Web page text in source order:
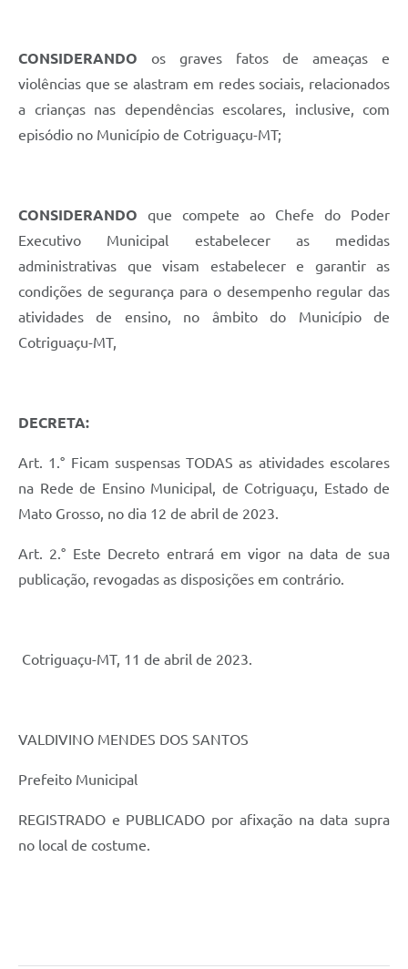
CONSIDERANDO os graves fatos de ameaças e
violências que se alastram em redes sociais, relacionados
a crianças nas dependências escolares, inclusive, com
episódio no Município de Cotriguaçu-MT;
CONSIDERANDO que compete ao Chefe do Poder
Executivo Municipal estabelecer as medidas
administrativas que visam estabelecer e garantir as
condições de segurança para o desempenho regular das
atividades de ensino, no âmbito do Município de
Cotriguaçu-MT,
DECRETA:
Art. 1.° Ficam suspensas TODAS as atividades escolares
na Rede de Ensino Municipal, de Cotriguaçu, Estado de
Mato Grosso, no dia 12 de abril de 2023.
Art. 2.° Este Decreto entrará em vigor na data de sua
publicação, revogadas as disposições em contrário.
Cotriguaçu-MT, 11 de abril de 2023.
VALDIVINO MENDES DOS SANTOS
Prefeito Municipal
REGISTRADO e PUBLICADO por afixação na data supra
no local de costume.